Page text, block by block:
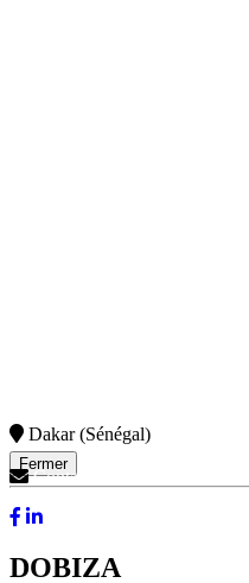
Fermer
Dakar (Sénégal)
Contactez-Nous
DOBIZA